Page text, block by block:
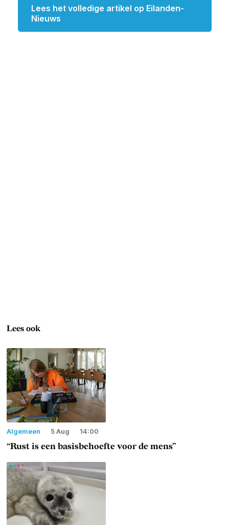
Lees het volledige artikel op Eilanden-
Nieuws
Lees ook
Algemeen 5 Aug 14:00
“Rust is een basisbehoefte voor de mens”